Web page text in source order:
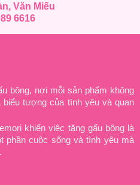
Văn Miếu
6616
bông, nơi mỗi sản phẩm không
tượng của tình yêu và quan
khiến việc tặng gấu bông là
phần cuộc sống và tình yêu mà